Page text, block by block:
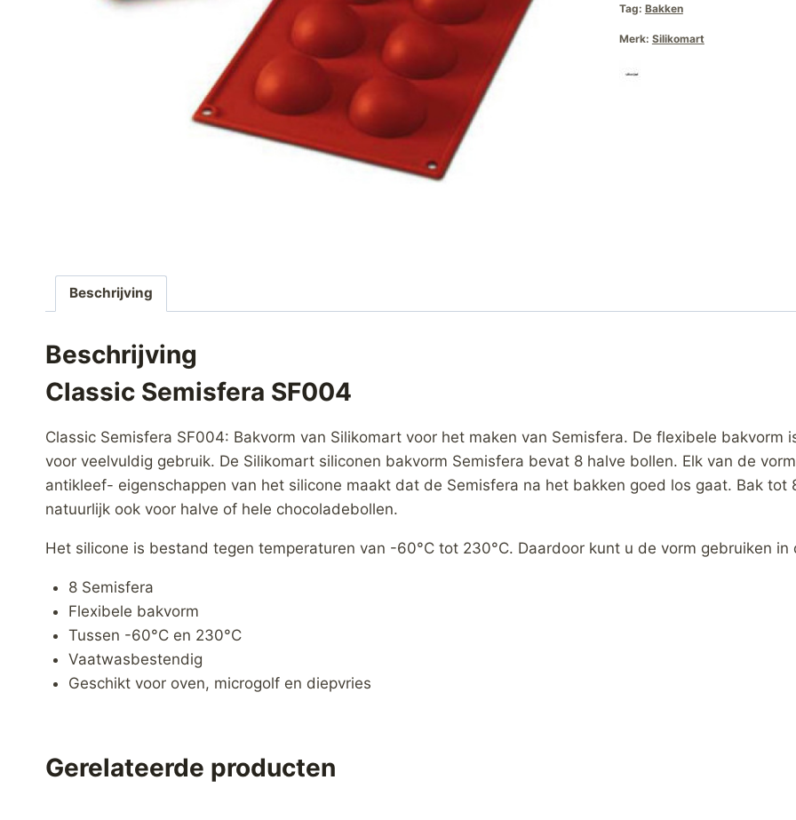
Tag: Bakken
Merk: Silikomart
Beschrijving
Beschrijving
Classic Semisfera SF004
Classic Semisfera SF004: Bakvorm van Silikomart voor het maken van Semisfera. De flexibele
voor veelvuldig gebruik. De Silikomart siliconen bakvorm Semisfera bevat 8 halve bollen. Elk van de
antikleef- eigenschappen van het silicone maakt dat de Semisfera na het bakken goed los gaat. Bak
natuurlijk ook voor halve of hele chocoladebollen.
Het silicone is bestand tegen temperaturen van -60°C tot 230°C. Daardoor kunt u de vorm gebruiken
8 Semisfera
Flexibele bakvorm
Tussen -60°C en 230°C
Vaatwasbestendig
Geschikt voor oven, microgolf en diepvries
Gerelateerde producten